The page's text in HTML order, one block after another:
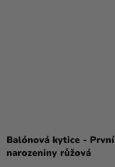
Balónová kytice - První
narozeniny růžová